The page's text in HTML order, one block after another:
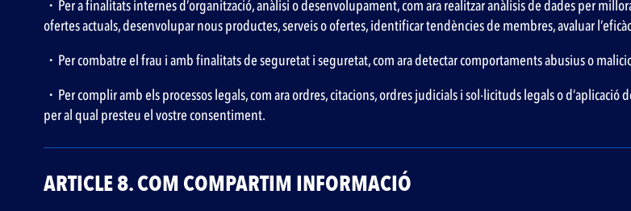
・Per a finalitats internes d’organització, anàlisi o desenvolupament, com ara realitzar anàlisis de dades per
ofertes actuals, desenvolupar nous productes, serveis o ofertes, identificar tendències de membres, avaluar
・Per combatre el frau i amb finalitats de seguretat i seguretat, com ara detectar comportaments abusius o
・Per complir amb els processos legals, com ara ordres, citacions, ordres judicials i sol·licituds legals o
per al qual presteu el vostre consentiment.
ARTICLE 8. COM COMPARTIM INFORMACIÓ ‍